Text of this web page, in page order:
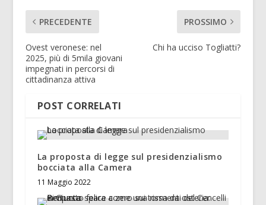
PRECEDENTE
Ovest veronese: nel
2025, più di 5mila giovani
impegnati in percorsi di
cittadinanza attiva
PROSSIMO
Chi ha ucciso Togliatti?
POST CORRELATI
La proposta di legge sul presidenzialismo
bocciata alla Camera
11 Maggio 2022